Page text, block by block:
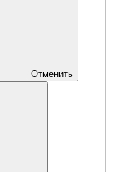
Отменить